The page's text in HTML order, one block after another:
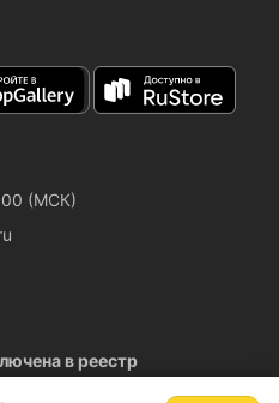
(МСК)
в реестр